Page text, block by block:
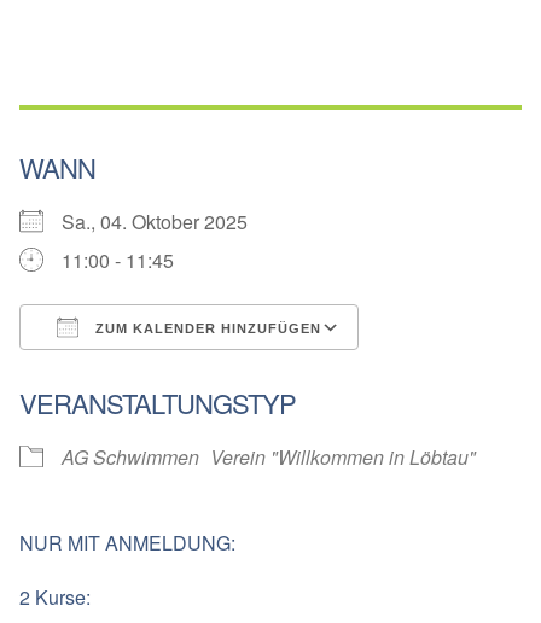
WANN
Sa., 04. Oktober 2025
11:00 - 11:45
ZUM KALENDER HINZUFÜGEN
VERANSTALTUNGSTYP
AG Schwimmen Verein "Willkommen in Löbtau"
NUR MIT ANMELDUNG:
2 Kurse: